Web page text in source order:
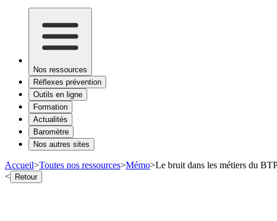
Nos ressources
Réflexes prévention
Outils en ligne
Formation
Actualités
Baromètre
Nos autres sites
Accueil>Toutes nos ressources>Mémo>Le bruit dans les métiers du
< Retour